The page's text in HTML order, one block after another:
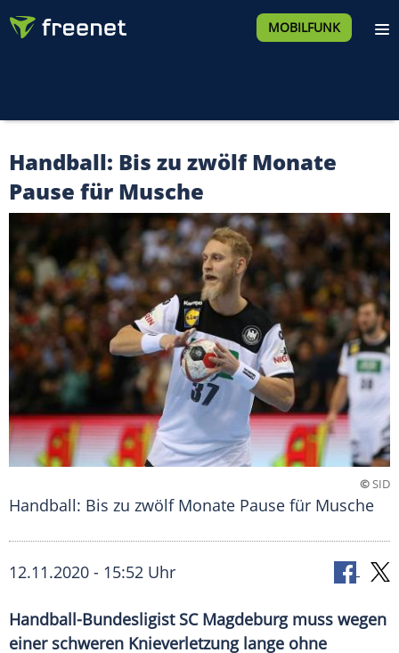
MOBILFUNK
Handball: Bis zu zwölf Monate
Pause für Musche
©SID
Handball: Bis zu zwölf Monate Pause für Musche
12.11.2020 - 15:52 Uhr
Handball-Bundesligist SC Magdeburg muss wegen
einer schweren Knieverletzung lange ohne